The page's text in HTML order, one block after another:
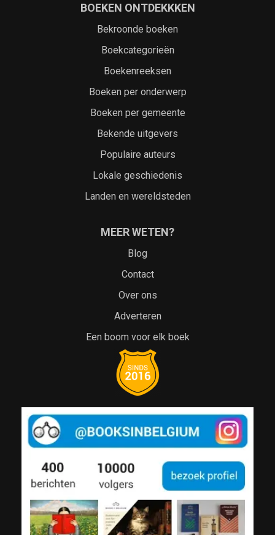
BOEKEN ONTDEKKKEN
Bekroonde boeken
Boekcategorieën
Boekenreeksen
Boeken per onderwerp
Boeken per gemeente
Bekende uitgevers
Populaire auteurs
Lokale geschiedenis
Landen en wereldsteden
MEER WETEN?
Blog
Contact
Over ons
Adverteren
Een boom voor elk boek